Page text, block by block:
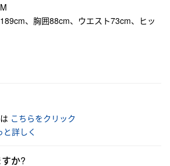
、胸囲88cm、ウエスト73cm、ヒッ
こちらをクリック
と詳しく
か?